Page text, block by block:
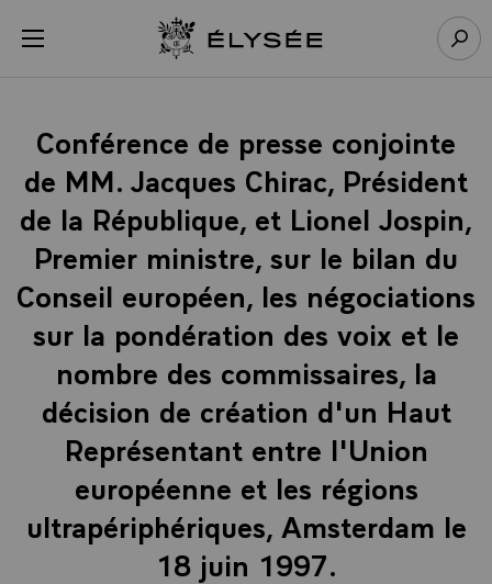
menu Retour à l’accueil Élysée
Conférence de presse conjointe
de MM. Jacques Chirac, Président
de la République, et Lionel Jospin,
Premier ministre, sur le bilan du
Conseil européen, les négociations
sur la pondération des voix et le
nombre des commissaires, la
décision de création d'un Haut
Représentant entre l'Union
européenne et les régions
ultrapériphériques, Amsterdam le
18 juin 1997.
Panneau de gestion des cookies